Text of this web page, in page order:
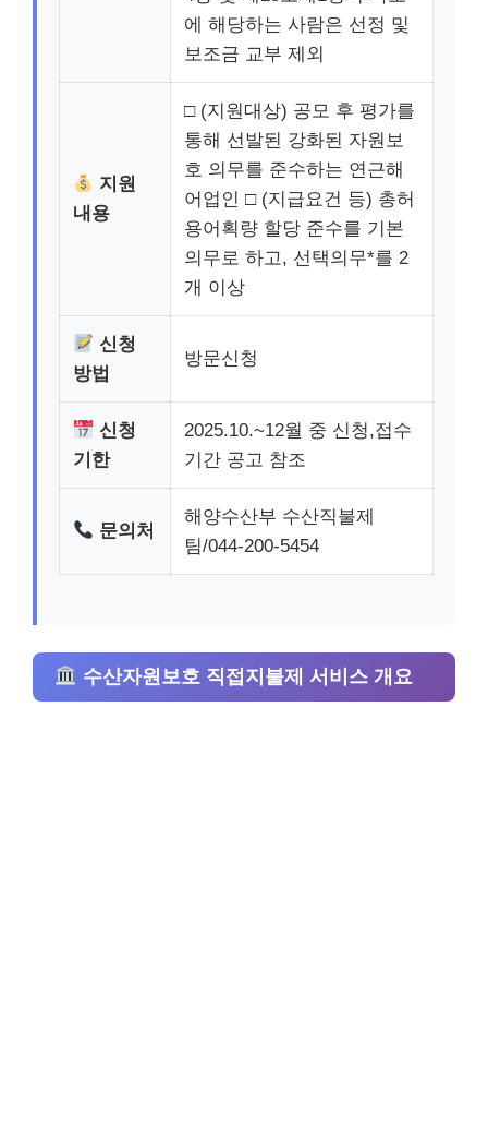
에 해당하는 사람은 선정 및
보조금 교부 제외
지원
내용
□ (지원대상) 공모 후 평가를
통해 선발된 강화된 자원보
호 의무를 준수하는 연근해
어업인 □ (지급요건 등) 총허
용어획량 할당 준수를 기본
의무로 하고, 선택의무*를 2
개 이상
신청
방법
방문신청
신청
기한
2025.10.~12월 중 신청,접수
기간 공고 참조
문의처
해양수산부 수산직불제
팀/044-200-5454
수산자원보호 직접지불제 서비스 개요